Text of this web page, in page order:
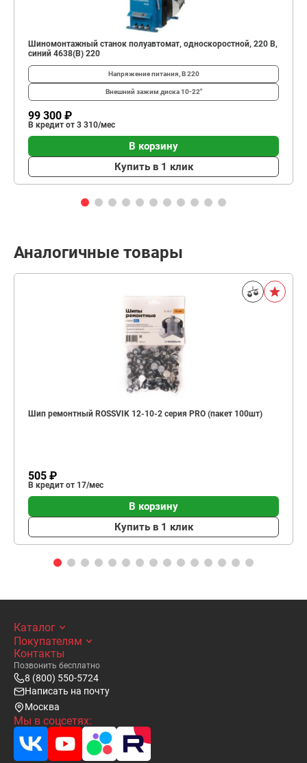
Шиномонтажный станок полуавтомат, односкоростной, 220 В,
синий 4638(B) 220
Напряжение питания, В220
Внешний зажим диска10-22"
99 300 ₽
В кредит от 3 310/мес
В корзину
Купить в 1 клик
Аналогичные товары
Шип ремонтный ROSSVIK 12-10-2 серия PRO (пакет 100шт)
505 ₽
В кредит от 17/мес
В корзину
Купить в 1 клик
Каталог
Покупателям
Контакты
Позвонить бесплатно
8 (800) 550-5724
Написать на почту
Москва
Мы в соцсетях: